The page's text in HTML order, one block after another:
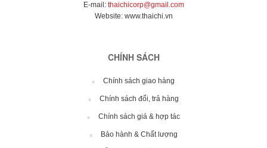
E-mail: thaichicorp@gmail.com
Website: www.thaichi.vn
CHÍNH SÁCH
Chính sách giao hàng
Chính sách đổi, trả hàng
Chính sách giá & hợp tác
Bảo hành & Chất lượng